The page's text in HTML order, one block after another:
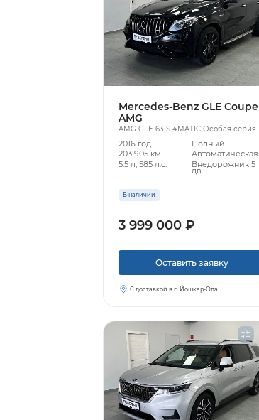
Mercedes-Benz GLE Coupe
AMG
AMG GLE 63 S 4MATIC Особая серия
2016 год
Полный
203 905 км.
Автоматическая
5.5 л, 585 л.с.
Внедорожник 5
дв.
В наличии
3 999 000 ₽
Оставить заявку
С доставкой в г. Йошкар-Ола